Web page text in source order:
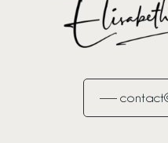
——